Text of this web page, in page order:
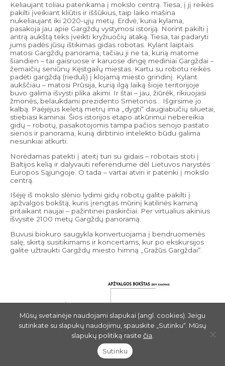
Keliaujant toliau patenkama į mokslo centrą. Tiesa, į jį reikės
pakilti įveikiant kliūtis ir iššūkius, taip laiko mašina
nukeliaujant iki 2020-ųjų metų. Erdvė, kuria kylama,
pasakoja jau apie Gargždų vystymosi istoriją. Norint pakilti į
antrą aukštą teks įveikti kryžiuočių ataką. Tiesa, tai padaryti
jums padės jūsų ištikimas gidas robotas. Kylant laiptais
matosi Gargždų panorama, tačiau ji ne ta, kurią matome
šiandien – tai gaisruose ir karuose dingę mediniai Gargždai –
žemaičių seniūnų Kęstgailų miestas. Kartu su robotu reikės
padėti gargždą (riedulį) į klojamą miesto grindinį. Kylant
aukščiau – matosi Prūsija, kurią ilgą laiką šioje teritorijoje
buvo galima išvysti plika akimi. Ir štai – jau, žiūrėk, rikiuojasi
žmonės, belaukdami prezidento Smetonos… Išgirsime jo
kalbą. Paėjėjus keletą metrų ima „dygti“ daugiabučių siluetai,
stiebiasi kaminai. Šios istorijos etapo atkūrimui nebereikia
gidų – robotų, pasakotojomis tampa pačios senojo pastato
sienos ir panorama, kurią dirbtinio intelekto būdu galima
nesunkiai atkurti.
Norėdamas patekti į ateitį turi su gidais – robotais stoti į
Baltijos kelią ir dalyvauti referendume dėl Lietuvos narystės
Europos Sąjungoje. O tada – vartai atviri ir patenki į mokslo
centrą.
Išėję iš mokslo slėnio lydimi gidų robotų galite pakilti į
apžvalgos bokštą, kuris įrengtas mūrinį katilinės kaminą
pritaikant naujai – pažintinei paskirčiai. Per virtualius akinius
išvysite 2100 metų Gargždų panoramą.
Buvusi biokuro saugykla konvertuojama į bendruomenės
salę, skirtą susitikimams ir koncertams, kur po ekskursijos
galite užtraukti Gargždų miesto himną „Gražūs Gargždai“.
Mūsų svetainėje naudojami slapukai (angl. cookies). Jeigu
sutinkate su slapukų naudojimu, spauskite „Sutinku“. Mūsų
slapukų politiką rasite čia
Sutinku